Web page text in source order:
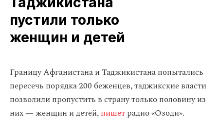
пустили только
женщин и детей
Границу Афганистана и Таджикистана попытались
пересечь порядка 200 беженцев, таджикские власти
позволили пропустить в страну только половину из
них — женщин и детей,пишетрадио «Озоди».